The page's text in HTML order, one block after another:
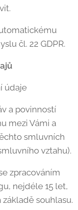
čl. 22 GDPR.
údaje
a povinností
mezi Vámi a
smluvních
vztahu).
zpracováním
nejdéle 15 let,
souhlasu.